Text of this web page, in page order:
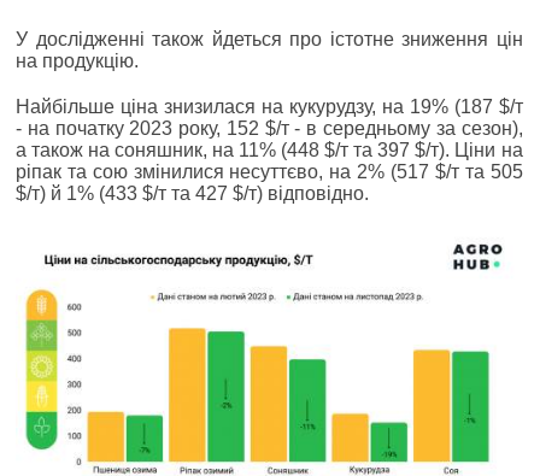
У дослідженні також йдеться про істотне зниження цін
на продукцію.
Найбільше ціна знизилася на кукурудзу, на 19% (187 $/т
- на початку 2023 року, 152 $/т - в середньому за сезон),
а також на соняшник, на 11% (448 $/т та 397 $/т). Ціни на
ріпак та сою змінилися несуттєво, на 2% (517 $/т та 505
$/т) й 1% (433 $/т та 427 $/т) відповідно.